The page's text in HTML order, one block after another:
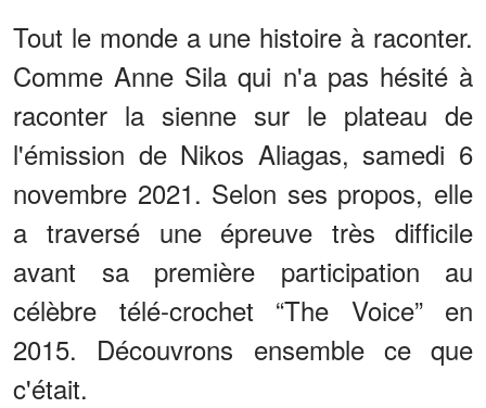
Tout le monde a une histoire à raconter.
Comme Anne Sila qui n'a pas hésité à
raconter la sienne sur le plateau de
l'émission de Nikos Aliagas, samedi 6
novembre 2021. Selon ses propos, elle
a traversé une épreuve très difficile
avant sa première participation au
célèbre télé-crochet “The Voice” en
2015. Découvrons ensemble ce que
c'était.